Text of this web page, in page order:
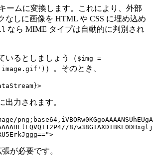
ームに変換します。これにより、外部
なしに画像を HTML や CSS に埋め込め
なら MIME タイプは自動的に判別され
いるとしましょう（ $img =
）。そのとき、
出力されます。
8/
張が必要です。